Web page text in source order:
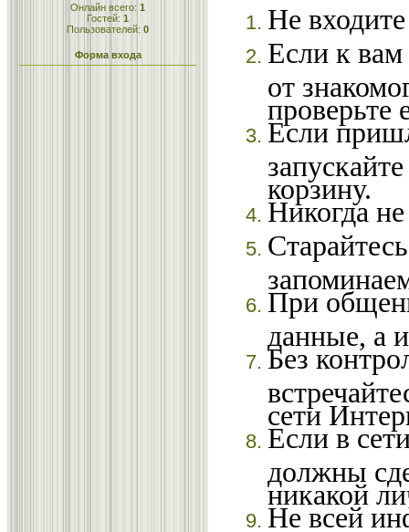
Онлайн всего: 1
Гостей: 1
Пользователей: 0
Форма входа
Не
Если к
от
проверьте
Если
корзину.
Никогда
При
данные, а
Без
сети
Если в
должны
никакой
Не всей